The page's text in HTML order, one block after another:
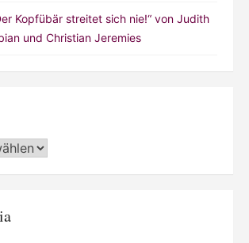
Kopfübär streitet sich nie!“ von Judith
und Christian Jeremies